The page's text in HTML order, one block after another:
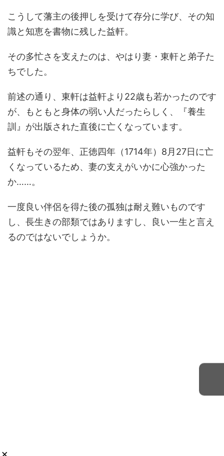
こうして藩主の後押しを受けて存分に学び、その知
識と知恵を書物に残した益軒。
その多忙さを支えたのは、やはり妻・東軒と弟子た
ちでした。
前述の通り、東軒は益軒より22歳も若かったのです
が、もともと身体の弱い人だったらしく、『養生
訓』が出版された直後に亡くなっています。
益軒もその翌年、正徳四年（1714年）8月27日に亡
くなっているため、妻の支えがいかに心強かった
か……。
一度良い伴侶を得た後の孤独は耐え難いものです
し、長生きの部類ではありますし、良い一生と言え
るのではないでしょうか。